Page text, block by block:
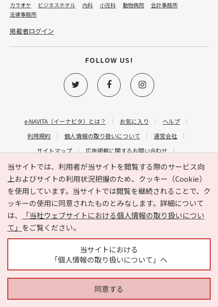
当サイトでは、利用者が当サイトを閲覧する際のサービス向
上およびサイトの利用状況把握のため、クッキー（Cookie）
を使用しています。当サイトでは閲覧を継続されることで、ク
ッキーの使用に同意されたものとみなします。詳細について
は、
「当社ウェブサイトにおける個人情報の取り扱いについ
て」 をご覧ください。
当サイトにおける
「個人情報の取り扱いについて」へ
同意する
e-NAVITA（イーナビタ）とは？ お気に入り
ヘルプ
利用規約
個人情報の取り扱いについて
運営会社
サイトマップ
広告掲載に関するお問い合わせ
サイトの内容に関するお問い合わせ
カラオケ
ビジネスホテル 内科 小児科 動物病院
会計事務所
法律事務所
掲載者ログイン
FOLLOW US!
Copyright © HYOJITO.Co.,Ltd. All Rights Reserved.